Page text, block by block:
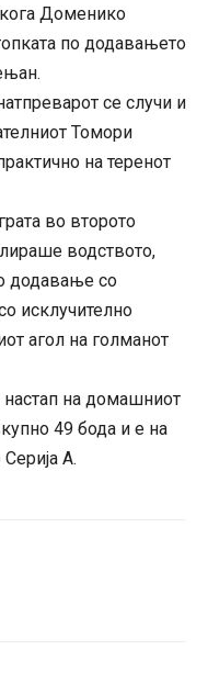
кога Доменико
по додавањето
се случи и
Томори
на теренот
во второто
водството,
додавање со
исклучително
агол на голманот
на домашниот
49 бода и е на
А.